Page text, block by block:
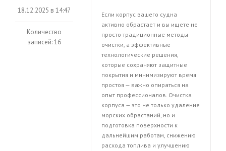
18.12.2025 в 14:47
Количество
записей: 16
Если корпус вашего судна
активно обрастает и вы ищете не
просто традиционные методы
очистки, а эффективные
технологические решения,
которые сохраняют защитные
покрытия и минимизируют время
простоя — важно опираться на
опыт профессионалов. Очистка
корпуса — это не только удаление
морских обрастаний, но и
подготовка поверхности к
дальнейшим работам, снижению
расхода топлива и улучшению